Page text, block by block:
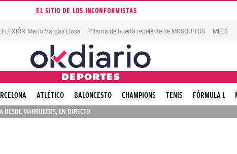
EL SITIO DE LOS INCONFORMISTAS
Mario Vargas Llosa Pllanta de huerta repelente de MOSQUITOS MELÓN
DEPORTES
ATLÉTICO BALONCESTO CHAMPIONS TENIS FÓRMULA 1
DESDE MARRUECOS, EN DIRECTO